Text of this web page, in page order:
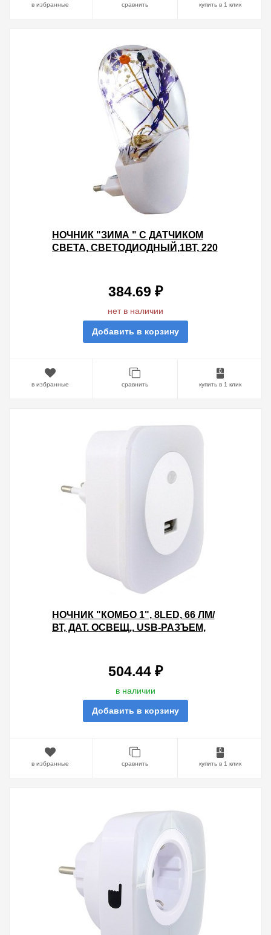
в избранные сравнить купить в 1 клик
НОЧНИК "ЗИМА " С ДАТЧИКОМ
СВЕТА, СВЕТОДИОДНЫЙ,1ВТ, 220
384.69 ₽
нет в наличии
Добавить в корзину
в избранные сравнить купить в 1 клик
НОЧНИК "КОМБО 1", 8LED, 66 ЛМ/
ВТ, ДАТ. ОСВЕЩ., USB-РАЗЪЕМ,
504.44 ₽
в наличии
Добавить в корзину
в избранные сравнить купить в 1 клик